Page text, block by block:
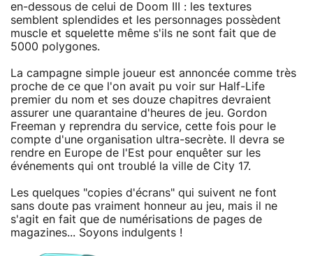
en-dessous de celui de Doom III : les textures
semblent splendides et les personnages possèdent
muscle et squelette même s'ils ne sont fait que de
5000 polygones.
La campagne simple joueur est annoncée comme très
proche de ce que l'on avait pu voir sur Half-Life
premier du nom et ses douze chapitres devraient
assurer une quarantaine d'heures de jeu. Gordon
Freeman y reprendra du service, cette fois pour le
compte d'une organisation ultra-secrète. Il devra se
rendre en Europe de l'Est pour enquêter sur les
événements qui ont troublé la ville de City 17.
Les quelques "copies d'écrans" qui suivent ne font
sans doute pas vraiment honneur au jeu, mais il ne
s'agit en fait que de numérisations de pages de
magazines... Soyons indulgents !